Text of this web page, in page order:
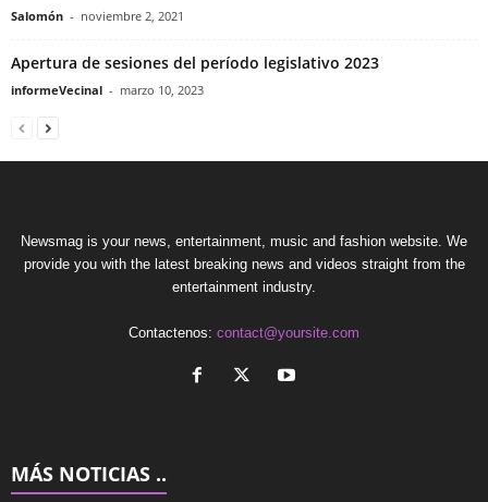
Salomón - noviembre 2, 2021
Apertura de sesiones del período legislativo 2023
informeVecinal - marzo 10, 2023
Newsmag is your news, entertainment, music and fashion website. We
provide you with the latest breaking news and videos straight from the
entertainment industry.
Contactenos: contact@yoursite.com
MÁS NOTICIAS ..